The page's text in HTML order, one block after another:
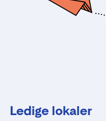
Ledige lokaler